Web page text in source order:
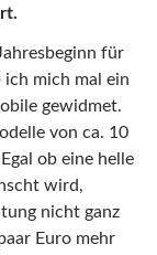
für
ich mich mal ein
gewidmet.
von ca. 10
ob eine helle
wird,
nicht ganz
Euro mehr